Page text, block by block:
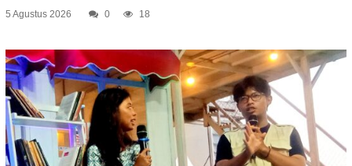
5 Agustus 2026 0 18